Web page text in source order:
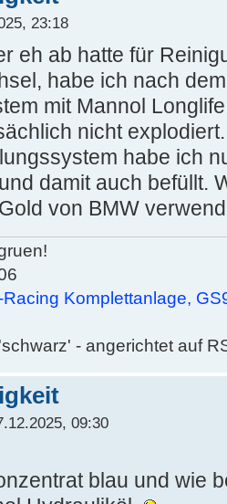
23:18
eh ab hatte für
habe ich nach
mit Mannol
nicht
habe ich
damit auch befüllt.
von BMW
Komplettanlage,
- angerichtet auf
09:30
blau und wie